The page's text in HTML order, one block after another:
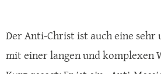
Der Anti-Christ ist auch eine
mit einer langen und komplexen